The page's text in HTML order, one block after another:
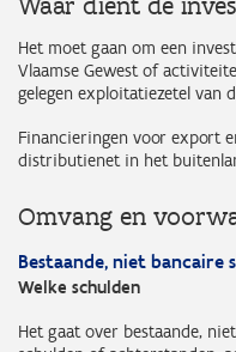
Het moet gaan om een
Vlaamse Gewest of
gelegen exploitatiezetel van
Financieringen voor export
distributienet in het
Omvang en
Bestaande, niet bancaire
Welke schulden
Het gaat over bestaande,